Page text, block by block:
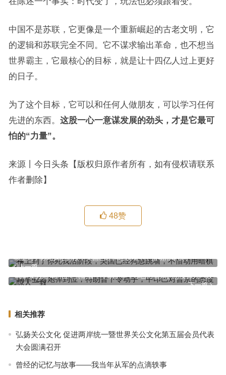
中国不是苏联，它更像是一个重新崛起的古老文明，它
的逻辑和苏联完全不同。它不谋求输出革命，也不想当
世界霸主，它最核心的目标，就是让十四亿人过上更好
的日子。
为了这个目标，它可以和任何人做朋友，可以学习任何
先进的东西。 这股一心一意谋发展的劲头，才是它最可
怕的“力量”。
来源丨今日头条【版权归原作者所有，如有侵权请联系
作者删除】
48赞
上一篇
稀土到了你死我活阶段，美国已经狗急跳墙，不惜动用暗棋了
下一篇
乌军42万炮弹到位，特朗普下令动手，中印巴对普京的态度惊人一致
相关推荐
弘扬关公文化 促进两岸统一暨世界关公文化第五届会员代表
大会圆满召开
曾经的记忆与故事——我当年从军的点滴轶事